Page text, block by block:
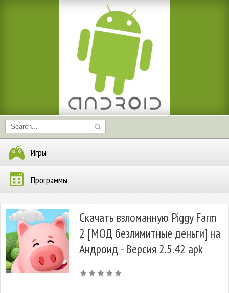
Игры
Программы
Скачать взломанную Piggy Farm
2 [МОД безлимитные деньги] на
Андроид - Версия 2.5.42 apk